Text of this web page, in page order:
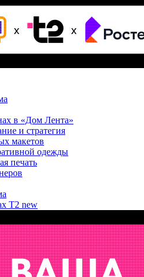
в «Дом Лента»
и стратегия
макетов
одежды
печать
T2 new